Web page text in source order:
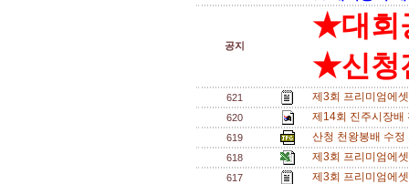
공지
★대회
★신청
621 제3회 프리미엄에
620 제14회 진주시장
619 산청 천왕봉배 수
618 제3회 프리미엄에
617 제3회 프리미엄에